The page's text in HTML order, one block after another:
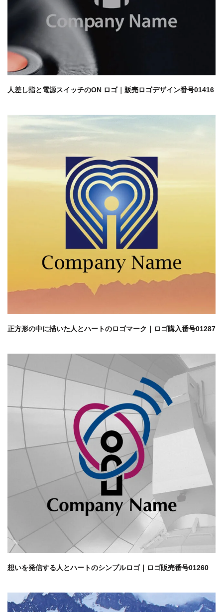
人差し指と電源スイッチのON ロゴ｜販売ロゴデザイン番号01416
正方形の中に描いた人とハートのロゴマーク｜ロゴ購入番号01287
想いを発信する人とハートのシンプルロゴ｜ロゴ販売番号01260